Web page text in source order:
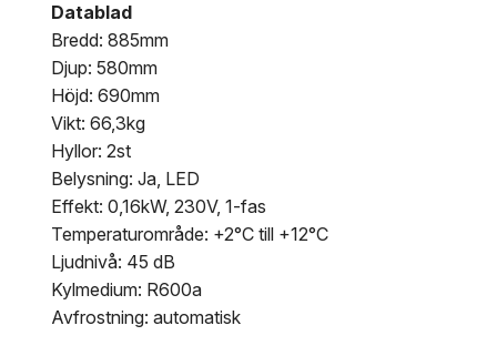
Datablad
Bredd: 885mm
Djup: 580mm
Höjd: 690mm
Vikt: 66,3kg
Hyllor: 2st
Belysning: Ja, LED
Effekt: 0,16kW, 230V, 1-fas
Temperaturområde: +2°C till +12°C
Ljudnivå: 45 dB
Kylmedium: R600a
Avfrostning: automatisk